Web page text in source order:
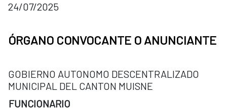
24/07/2025
ÓRGANO CONVOCANTE O ANUNCIANTE
GOBIERNO AUTONOMO DESCENTRALIZADO
MUNICIPAL DEL CANTON MUISNE
FUNCIONARIO